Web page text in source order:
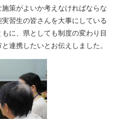
策がよいか考えなければならな
習生の皆さんを大事にしている
に、県としても制度の変わり目
連携したいとお伝えしました。